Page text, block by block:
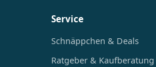
Service
Schnäppchen & Deals
Ratgeber & Kaufberatung